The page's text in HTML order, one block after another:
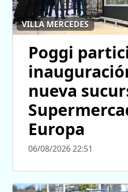
VILLA MERCEDES
Poggi
nueva
Europa
06/08/2026 22:51